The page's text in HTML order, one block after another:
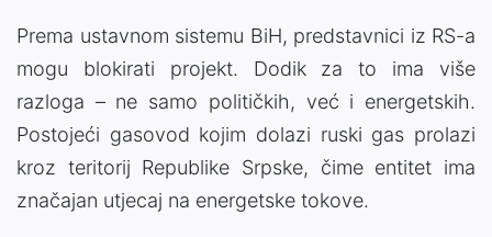
Prema ustavnom sistemu BiH, predstavnici iz RS-a
mogu blokirati projekt. Dodik za to ima više
razloga – ne samo političkih, već i energetskih.
Postojeći gasovod kojim dolazi ruski gas prolazi
kroz teritorij Republike Srpske, čime entitet ima
značajan utjecaj na energetske tokove.